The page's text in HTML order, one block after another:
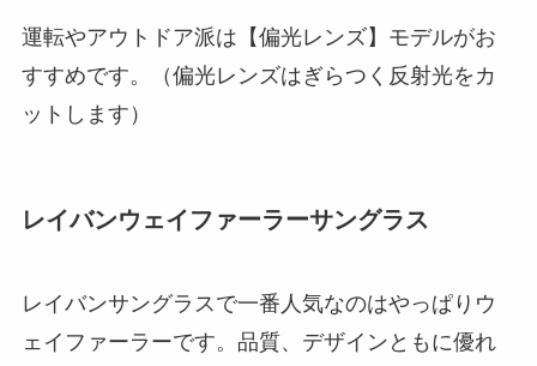
運転やアウトドア派は【偏光レンズ】モデルがお
すすめです。（偏光レンズはぎらつく反射光をカ
ットします）
レイバンウェイファーラーサングラス
レイバンサングラスで一番人気なのはやっぱりウ
ェイファーラーです。品質、デザインともに優れ